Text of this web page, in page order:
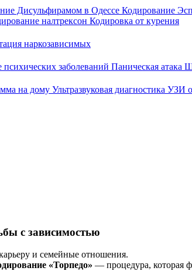
Дисульфирамом в Одессе Кодирование
налтрексон Кодировка от курения
наркозависимых
психических заболеваний Паническая атака
на дому Ультразвуковая диагностика УЗИ
с зависимостью
и семейные отношения.
«Торпедо» — процедура, которая